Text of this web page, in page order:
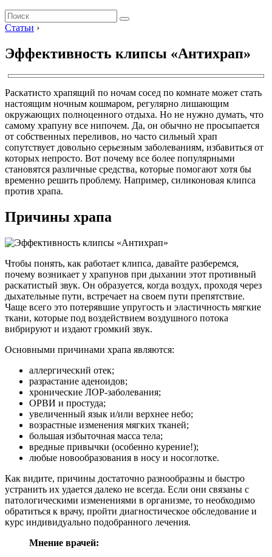
Статьи ›
Эффективность клипсы «Антихрап»
Раскатисто храпящий по ночам сосед по комнате может стать
настоящим ночным кошмаром, регулярно лишающим
окружающих полноценного отдыха. Но не нужно думать, что
самому храпуну все нипочем. Да, он обычно не просыпается
от собственных переливов, но часто сильный храп
сопутствует довольно серьезным заболеваниям, избавиться от
которых непросто. Вот почему все более популярными
становятся различные средства, которые помогают хотя бы
временно решить проблему. Например, силиконовая клипса
против храпа.
Причины храпа
Чтобы понять, как работает клипса, давайте разберемся,
почему возникает у храпунов при дыхании этот противный
раскатистый звук. Он образуется, когда воздух, проходя через
дыхательные пути, встречает на своем пути препятствие.
Чаще всего это потерявшие упругость и эластичность мягкие
ткани, которые под воздействием воздушного потока
вибрируют и издают громкий звук.
Основными причинами храпа являются:
аллергический отек;
разрастание аденоидов;
хронические ЛОР-заболевания;
ОРВИ и простуда;
увеличенный язык и/или верхнее небо;
возрастные изменения мягких тканей;
большая избыточная масса тела;
вредные привычки (особенно курение!);
любые новообразования в носу и носоглотке.
Как видите, причины достаточно разнообразны и быстро
устранить их удается далеко не всегда. Если они связаны с
патологическими изменениями в организме, то необходимо
обратиться к врачу, пройти диагностическое обследование и
курс индивидуально подобранного лечения.
Мнение врачей: